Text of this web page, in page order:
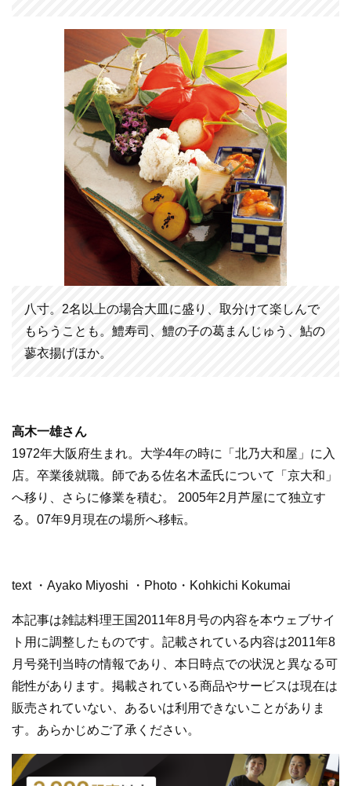
八寸。2名以上の場合大皿に盛り、取分けて楽しんで
もらうことも。鱧寿司、鱧の子の葛まんじゅう、鮎の
蓼衣揚げほか。
高木一雄さん
1972年大阪府生まれ。大学4年の時に「北乃大和屋」に入
店。卒業後就職。師である佐名木孟氏について「京大和」
へ移り、さらに修業を積む。 2005年2月芦屋にて独立す
る。07年9月現在の場所へ移転。
text ・Ayako Miyoshi ・Photo・Kohkichi Kokumai
本記事は雑誌料理王国2011年8月号の内容を本ウェブサイ
ト用に調整したものです。記載されている内容は2011年8
月号発刊当時の情報であり、本日時点での状況と異なる可
能性があります。掲載されている商品やサービスは現在は
販売されていない、あるいは利用できないことがありま
す。あらかじめご了承ください。